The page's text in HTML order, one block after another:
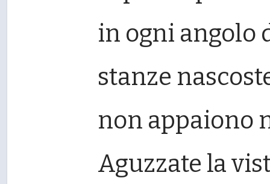
in ogni angolo
stanze
non appaiono
Aguzzate la